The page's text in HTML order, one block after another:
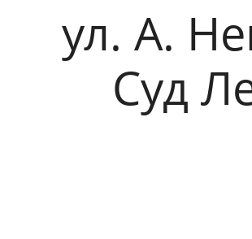
ул. А.
Суд